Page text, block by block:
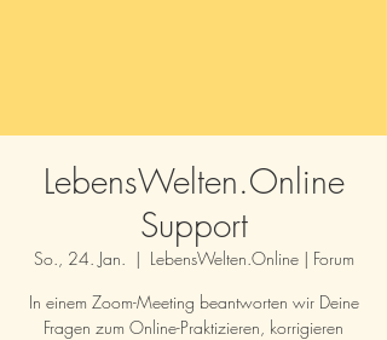
LebensWelten.Online
Support
So., 24. Jan.
  |
LebensWelten.Online | Forum
In einem Zoom-Meeting beantworten wir Deine
Fragen zum Online-Praktizieren, korrigieren